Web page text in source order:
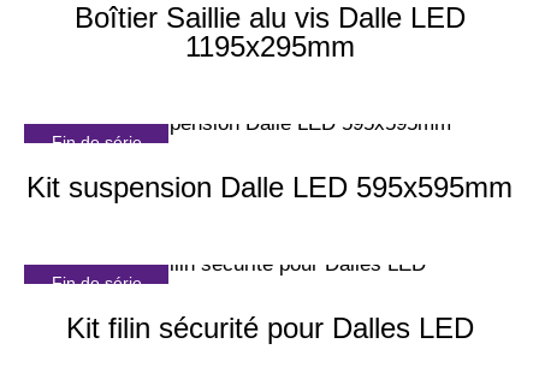
Boîtier Saillie alu vis Dalle LED
1195x295mm
Fin de série
Kit suspension Dalle LED 595x595mm
Fin de série
Kit filin sécurité pour Dalles LED